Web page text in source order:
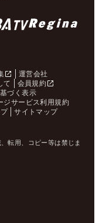
運営会社
て
会員規約
づく表示
ジサービス利用規約
サイトマップ
転用、コピー等は禁じま